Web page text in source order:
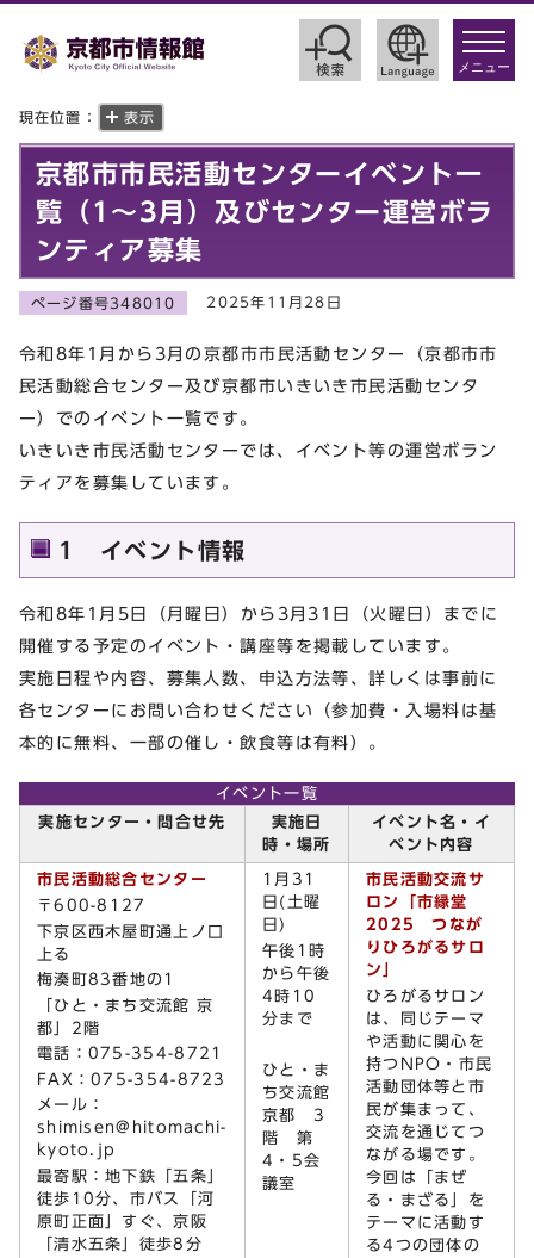
toggle
メニュー
現在位置： 表示
京都市市民活動センターイベント一
覧（1～3月）及びセンター運営ボラ
ンティア募集
ページ番号348010 2025年11月28日
令和8年1月から3月の京都市市民活動センター（京都市市
民活動総合センター及び京都市いきいき市民活動センタ
ー）でのイベント一覧です。
いきいき市民活動センターでは、イベント等の運営ボラン
ティアを募集しています。
1 イベント情報
令和8年1月5日（月曜日）から3月31日（火曜日）までに
開催する予定のイベント・講座等を掲載しています。
実施日程や内容、募集人数、申込方法等、詳しくは事前に
各センターにお問い合わせください（参加費・入場料は基
本的に無料、一部の催し・飲食等は有料）。
イベント一覧
実施センター・問合せ先
実施日
時・場所
イベント名・イ
ベント内容
市民活動総合センター
〒600-8127
下京区西木屋町通上ノ口
上る
梅湊町83番地の1
「ひと・まち交流館 京
都」2階
電話：075-354-8721
FAX：075-354-8723
メール：
shimisen@hitomachi-
kyoto.jp
最寄駅：地下鉄「五条」
徒歩10分、市バス「河
原町正面」すぐ、京阪
「清水五条」徒歩8分
1月31
日(土曜
日)
午後1時
から午後
4時10
分まで
ひと・ま
ち交流館
京都 3
階 第
4・5会
議室
市民活動交流サ
ロン「市縁堂
2025 つなが
りひろがるサロ
ン」
ひろがるサロン
は、同じテーマ
や活動に関心を
持つNPO・市民
活動団体等と市
民が集まって、
交流を通じてつ
ながる場です。
今回は「まぜ
る・まざる」を
テーマに活動す
る4つの団体の